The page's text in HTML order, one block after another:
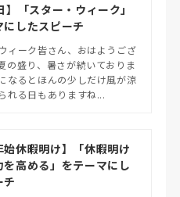
】「スター・ウィーク」
にしたスピーチ
ィーク皆さん、おはようござ
の盛り、暑さが続いておりま
なるとほんの少しだけ風が涼
れる日もありますね...
始休暇明け】「休暇明け
を高める」をテーマにし
チ